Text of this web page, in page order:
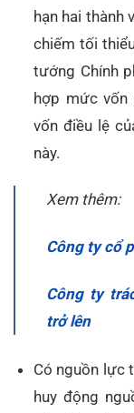
hạn hai thành
chiếm tối
tướng Chính
hợp mức vốn
vốn điều lệ
này.
Xem thêm:
Công ty cổ
Công ty
trở lên
Có nguồn lực
huy động